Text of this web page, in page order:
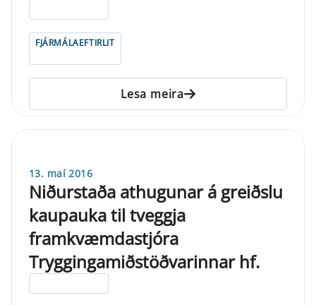
FJÁRMÁLAEFTIRLIT
Lesa meira
13. maí 2016
Niðurstaða athugunar á greiðslu
kaupauka til tveggja
framkvæmdastjóra
Tryggingamiðstöðvarinnar hf.